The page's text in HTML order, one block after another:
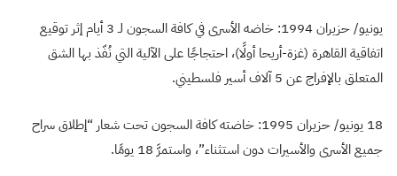
يونيو/ حزيران 1994: خاضه الأسرى في كافة السجون لـ 3 أيام إثر توقيع
اتفاقية القاهرة (غزة-أريحا أولًا)، احتجاجًا على الآلية التي نُفّذ بها الشق
المتعلق بالإفراج عن 5 آلاف أسير فلسطيني.
18 يونيو/ حزيران 1995: خاضته كافة السجون تحت شعار “إطلاق سراح
جميع الأسرى والأسيرات دون استثناء”، واستمرَّ 18 يومًا.